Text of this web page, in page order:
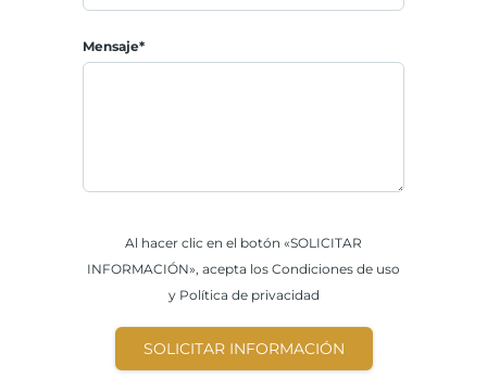
Mensaje*
Al hacer clic en el botón «SOLICITAR
INFORMACIÓN», acepta los Condiciones de uso
y Política de privacidad
SOLICITAR INFORMACIÓN